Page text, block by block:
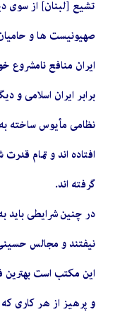
تشیع [لبنان] از سوی
صهیونیست ها و
ایران منافع
برابر ایران اسلامی و
نظامی مأیوس ساخته
افتاده اند و تمام
گرفته اند.
در چنین شرایطی باید
نیفتند و مجالس
این مکتب است بهترین
و پرهیز از هر کاری